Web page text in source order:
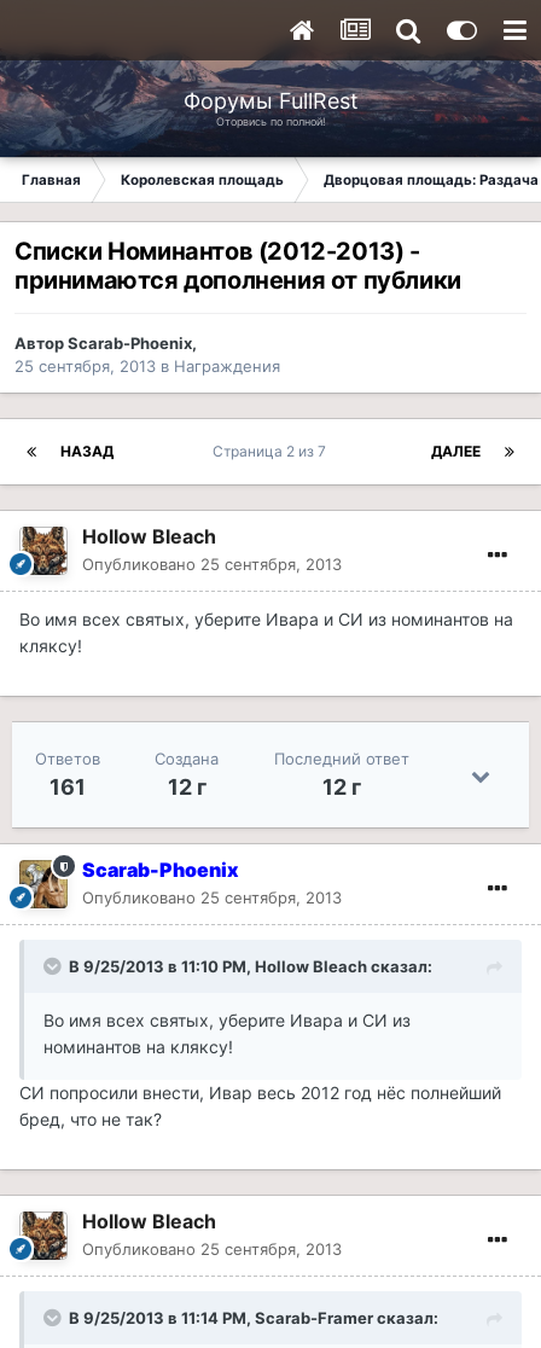
Форумы FullRest
Оторвись по полной!
Главная Королевская площадь Дворцовая площадь: Раздача
Списки Номинантов (2012-2013) -
принимаются дополнения от публики
АвторScarab-Phoenix,
25 сентября, 2013 в Награждения
НАЗАД ДАЛЕЕ
Страница 2 из 7
Hollow Bleach
Опубликовано 25 сентября, 2013
Во имя всех святых, уберите Ивара и СИ из номинантов на
кляксу!
Ответов
161
Создана
12 г
Последний ответ
12 г
Scarab-Phoenix
Опубликовано 25 сентября, 2013
В 9/25/2013 в 11:10 PM, Hollow Bleach сказал:
Во имя всех святых, уберите Ивара и СИ из
номинантов на кляксу!
СИ попросили внести, Ивар весь 2012 год нёс полнейший
бред, что не так?
Hollow Bleach
Опубликовано 25 сентября, 2013
В 9/25/2013 в 11:14 PM, Scarab-Framer сказал: